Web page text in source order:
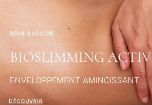
SOIN ASSOCIÉ
BIOSLIMMING
ENVELOPPEMENT AMINCISSANT
DÉCOUVRIR